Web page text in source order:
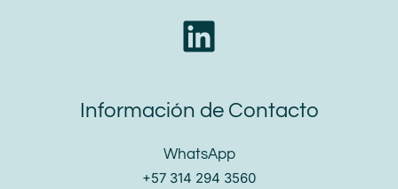
Información de Contacto
WhatsApp
+57 314 294 3560